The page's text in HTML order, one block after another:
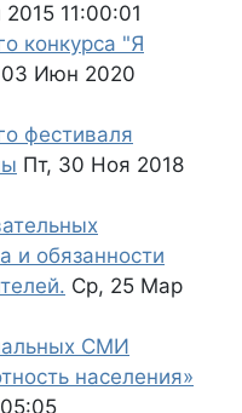
11:00:01
конкурса "Я
Июн 2020
фестиваля
Пт, 30 Ноя 2018
и обязанности
Ср, 25 Мар
СМИ
населения»